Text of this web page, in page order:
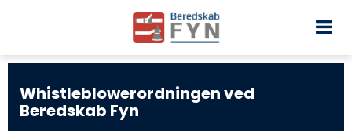
Whistleblowerordningen ved
Beredskab Fyn